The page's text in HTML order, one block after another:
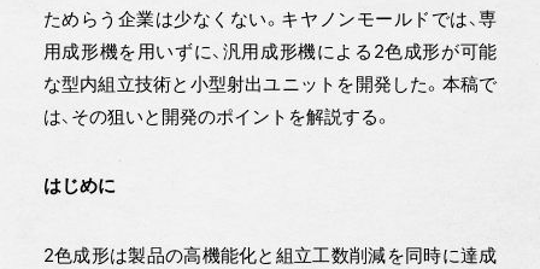
ためらう企業は少なくない。キヤノンモールドでは、専
用成形機を用いずに、汎用成形機による2色成形が可能
な型内組立技術と小型射出ユニットを開発した。本稿で
は、その狙いと開発のポイントを解説する。
はじめに
2色成形は製品の高機能化と組立工数削減を同時に達成